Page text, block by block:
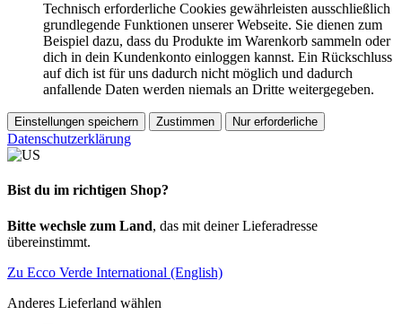
Technisch erforderliche Cookies gewährleisten ausschließlich
grundlegende Funktionen unserer Webseite. Sie dienen zum
Beispiel dazu, dass du Produkte im Warenkorb sammeln oder
dich in dein Kundenkonto einloggen kannst. Ein Rückschluss
auf dich ist für uns dadurch nicht möglich und dadurch
anfallende Daten werden niemals an Dritte weitergegeben.
Einstellungen speichern Zustimmen Nur erforderliche
Datenschutzerklärung
Bist du im richtigen Shop?
Bitte wechsle zum Land, das mit deiner Lieferadresse
übereinstimmt.
Zu Ecco Verde International (English)
Anderes Lieferland wählen